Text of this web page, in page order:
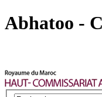
Abhatoo -